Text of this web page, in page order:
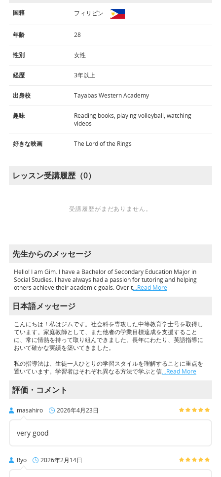
国籍 フィリピン
年齢 28
性別 女性
経歴 3年以上
出身校 Tayabas Western Academy
趣味
Reading books, playing volleyball, watching
videos
好きな映画 The Lord of the Rings
レッスン受講履歴（0）
受講履歴がまだありません。
先生からのメッセージ
Hello! I am Gim. I have a Bachelor of Secondary Education Major in
Social Studies. I have always had a passion for tutoring and helping
others achieve their academic goals. Over t…Read More
日本語メッセージ
こんにちは！私はジムです。社会科を専攻した中等教育学士号を取得し
ています。家庭教師として、また他者の学業目標達成を支援すること
に、常に情熱を持って取り組んできました。長年にわたり、英語指導に
おいて確かな実績を築いてきました。
私の指導法は、生徒一人ひとりの学習スタイルを理解することに重点を
置いています。学習者はそれぞれ異なる方法で学ぶと信…Read More
評価・コメント
masahiro 2026年4月23日
very good
Ryo 2026年2月14日